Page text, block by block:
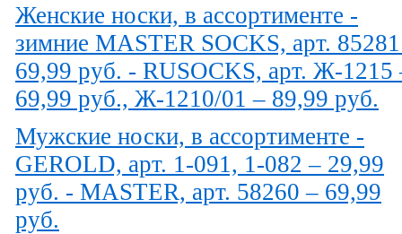
Женские носки, в ассортименте -
зимние MASTER SOCKS, арт.
69,99 руб. - RUSOCKS, арт. Ж-1215
69,99 руб., Ж-1210/01 – 89,99 руб.
Мужские носки, в ассортименте -
GEROLD, арт. 1-091, 1-082 – 29,99
руб. - MASTER, арт. 58260 – 69,99
руб.